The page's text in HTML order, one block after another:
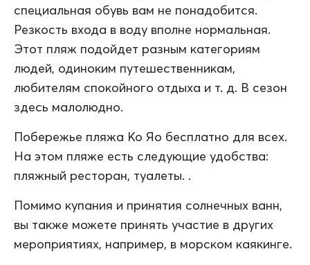
специальная обувь вам не понадобится.
Резкость входа в воду вполне нормальная.
Этот пляж подойдет разным категориям
людей, одиноким путешественникам,
любителям спокойного отдыха и т. д. В сезон
здесь малолюдно.
Побережье пляжа Ко Яо бесплатно для всех.
На этом пляже есть следующие удобства:
пляжный ресторан, туалеты. .
Помимо купания и принятия солнечных ванн,
вы также можете принять участие в других
мероприятиях, например, в морском каякинге.